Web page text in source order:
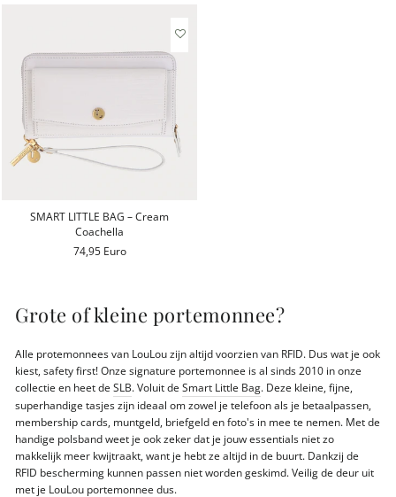
SMART LITTLE BAG – Cream
Coachella
74,95 Euro
Grote of kleine portemonnee?
Alle protemonnees van LouLou zijn altijd voorzien van RFID. Dus wat je ook
kiest, safety first! Onze signature portemonnee is al sinds 2010 in onze
collectie en heet de SLB. Voluit de Smart Little Bag. Deze kleine, fijne,
superhandige tasjes zijn ideaal om zowel je telefoon als je betaalpassen,
membership cards, muntgeld, briefgeld en foto's in mee te nemen. Met de
handige polsband weet je ook zeker dat je jouw essentials niet zo
makkelijk meer kwijtraakt, want je hebt ze altijd in de buurt. Dankzij de
RFID bescherming kunnen passen niet worden geskimd. Veilig de deur uit
met je LouLou portemonnee dus.